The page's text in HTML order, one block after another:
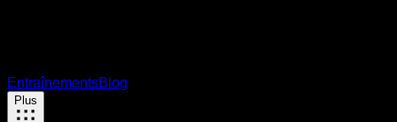
EntraînementsBlog
Plus